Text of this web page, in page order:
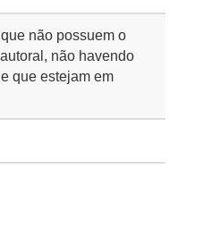
não possuem o
não havendo
que estejam em